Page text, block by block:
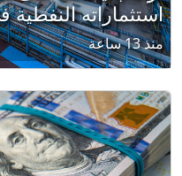
استثماراته النفطية
منذ 13 ساعة